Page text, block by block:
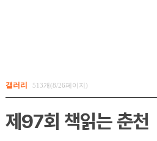
갤러리 513개(8/26페이지)
제97회 책읽는 춘천